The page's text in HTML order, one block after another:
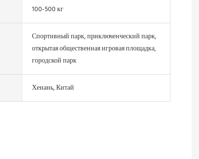
100-500 кг
Спортивный парк, приключенческий парк,
открытая общественная игровая площадка,
городской парк
Хенань, Китай